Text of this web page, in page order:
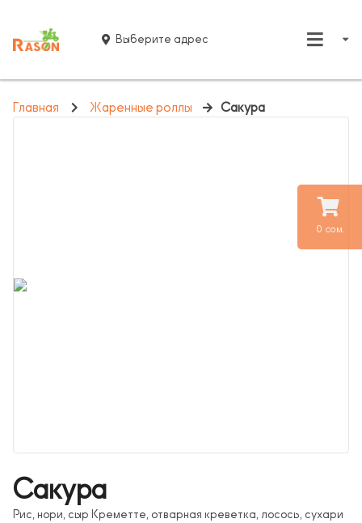
0 сом.
Выберите адрес
Главная Жаренные роллы Сакура
Сакура
Рис, нори, сыр Креметте, отварная креветка, лосось, сухари